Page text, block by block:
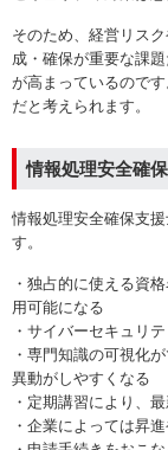
そのため、経営リス
成・確保が重要な課
が高まっているので
だと考えられます。
情報処理安全確
情報処理安全確保支
す。
・独占的に使える資
用可能になる
・サイバーセキュリ
・専門知識の可視化
異動がしやすくなる
・定期講習により、
・企業によっては昇